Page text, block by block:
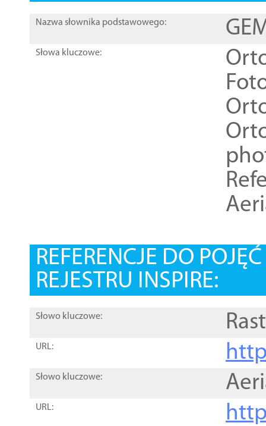
Nazwa słownika podstawowego:
Słowa kluczowe:
REFERENCJE DO
REJESTRU INSPIRE:
Słowo kluczowe:
URL:
Słowo kluczowe:
URL: